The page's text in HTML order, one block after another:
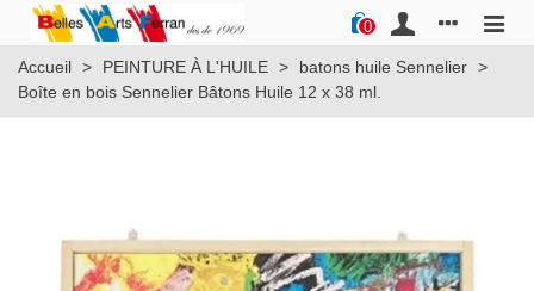
0
Accueil > PEINTURE À L'HUILE > batons huile Sennelier >
Boîte en bois Sennelier Bâtons Huile 12 x 38 ml.